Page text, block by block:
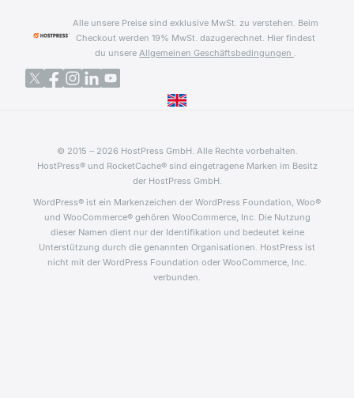
Alle unsere Preise sind exklusive MwSt. zu verstehen. Beim
Checkout werden 19% MwSt. dazugerechnet. Hier findest
du unsereAllgemeinen Geschäftsbedingungen .
© 2015 – 2026 HostPress GmbH. Alle Rechte vorbehalten.
HostPress® und RocketCache® sind eingetragene Marken im Besitz
der HostPress GmbH.
WordPress® ist ein Markenzeichen der WordPress Foundation, Woo®
und WooCommerce® gehören WooCommerce, Inc. Die Nutzung
dieser Namen dient nur der Identifikation und bedeutet keine
Unterstützung durch die genannten Organisationen. HostPress ist
nicht mit der WordPress Foundation oder WooCommerce, Inc.
verbunden.